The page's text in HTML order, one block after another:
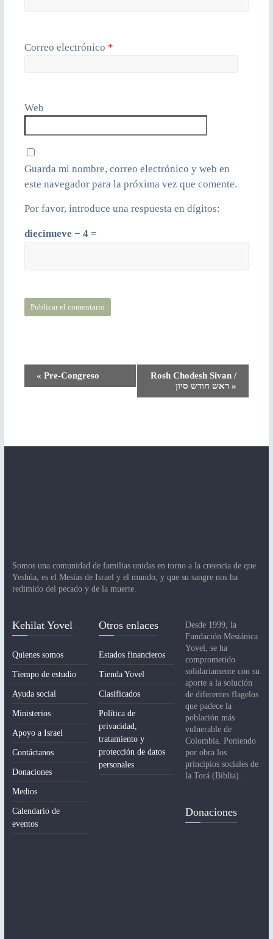
Correo electrónico *
Web
Guarda mi nombre, correo electrónico y web en
este navegador para la próxima vez que comente.
Por favor, introduce una respuesta en dígitos:
diecinueve − 4 =
d
e
E
v
e
n
t
o
« Pre-Congreso
Rosh Chodesh Sivan /
ראש חודש סיון»
Somos una comunidad de familias unidas en torno a la creencia de que
Yeshúa, es el Mesías de Israel y el mundo, y que su sangre nos ha
redimido del pecado y de la muerte.
Kehilat Yovel
Quienes somos
Tiempo de estudio
Ayuda social
Ministerios
Apoyo a Israel
Contáctanos
Donaciones
Medios
Calendario de
eventos
Otros enlaces
Estados financieros
Tienda Yovel
Clasificados
Política de
privacidad,
tratamiento y
protección de datos
personales
Desde 1999, la
Fundación Mesiánica
Yovel, se ha
comprometido
solidariamente con su
aporte a la solución
de diferentes flagelos
que padece la
población más
vulnerable de
Colombia. Poniendo
por obra los
principios sociales de
la Torá (Biblia).
Donaciones